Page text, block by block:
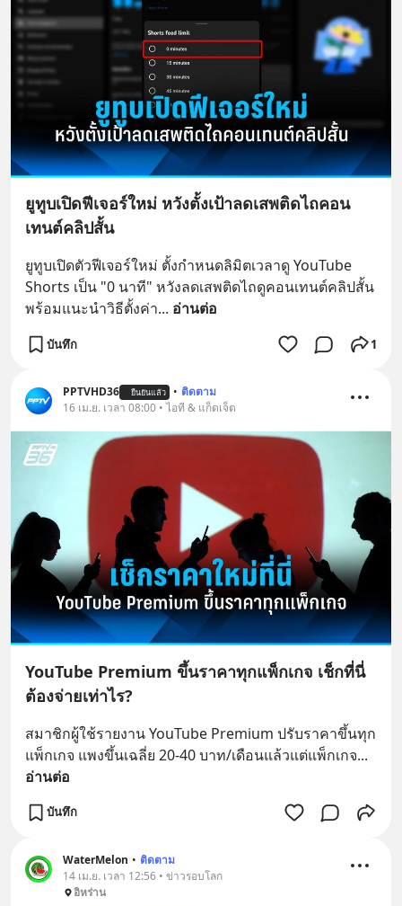
ยูทูบเปิดฟีเจอร์ใหม่ หวังตั้งเป้าลดเสพติดไถคอน
เทนต์คลิปสั้น
ยูทูบเปิดตัวฟีเจอร์ใหม่ ตั้งกำหนดลิมิตเวลาดู YouTube
Shorts เป็น "0 นาที" หวังลดเสพติดไถดูคอนเทนต์คลิปสั้น
พร้อมแนะนำวิธีตั้งค่า... อ่านต่อ
บันทึก 1
PPTVHD36 ยืนยันแล้ว • ติดตาม
16 เม.ย. เวลา 08:00 • ไอที & แก็ดเจ็ต
YouTube Premium ขึ้นราคาทุกแพ็กเกจ เช็กที่นี่
ต้องจ่ายเท่าไร?
สมาชิกผู้ใช้รายงาน YouTube Premium ปรับราคาขึ้นทุก
แพ็กเกจ แพงขึ้นเฉลี่ย 20-40 บาท/เดือนแล้วแต่แพ็กเกจ
อ่านต่อ
บันทึก
WaterMelon • ติดตาม
14 เม.ย. เวลา 12:56 • ข่าวรอบโลก
อิหร่าน